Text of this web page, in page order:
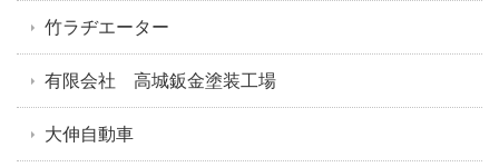
竹ラヂエーター
有限会社 高城鈑金塗装工場
大伸自動車